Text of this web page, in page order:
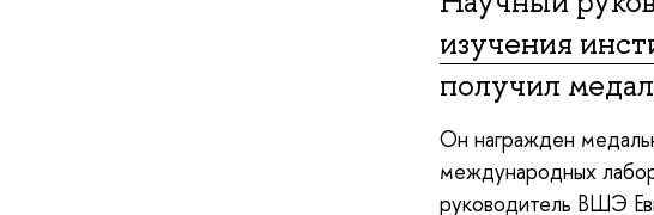
изучения
получил
Он награжден
международных
руководитель ВШЭ